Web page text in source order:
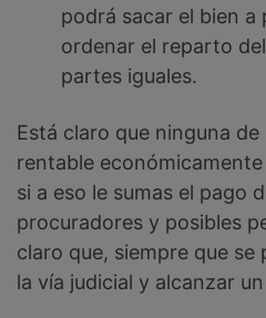
podrá sacar el bien a
ordenar el reparto
partes iguales.
Está claro que ninguna
rentable
si a eso le sumas el pago
procuradores y posibles
claro que, siempre que se
la vía judicial y alcanzar